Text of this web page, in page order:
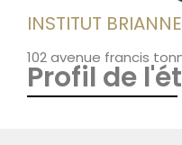
INSTITUT
102 avenue francis
Profil de